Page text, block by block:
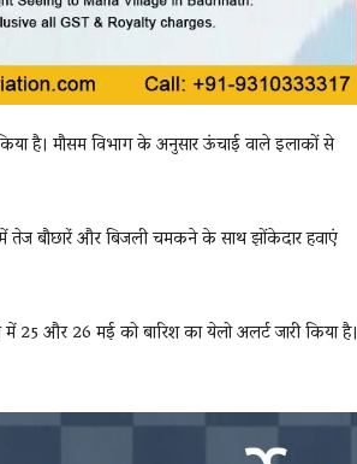
है। मौसम विभाग के अनुसार ऊंचाई वाले इलाकों से
तेज बौछारें और बिजली चमकने के साथ झोंकेदार हवाएं
25 और 26 मई को बारिश का येलो अलर्ट जारी किया है।